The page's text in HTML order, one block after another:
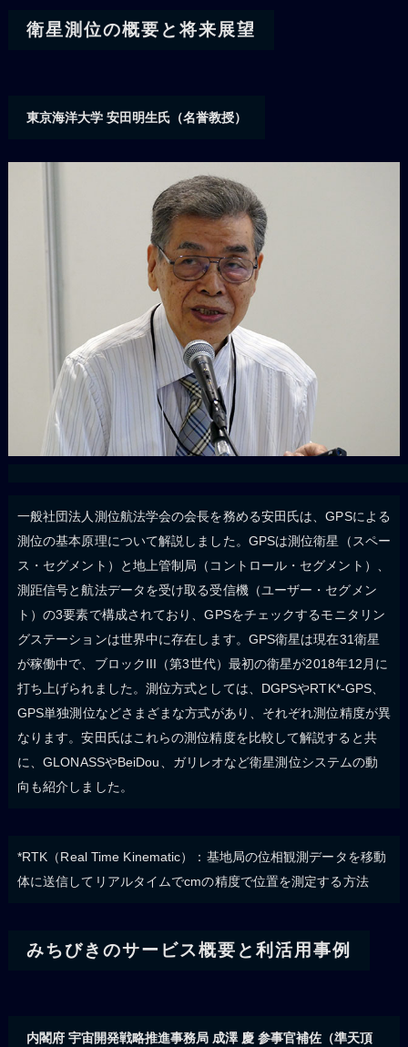
衛星測位の概要と将来展望
東京海洋大学 安田明生氏（名誉教授）
一般社団法人測位航法学会の会長を務める安田氏は、GPSによる
測位の基本原理について解説しました。GPSは測位衛星（スペー
ス・セグメント）と地上管制局（コントロール・セグメント）、
測距信号と航法データを受け取る受信機（ユーザー・セグメン
ト）の3要素で構成されており、GPSをチェックするモニタリン
グステーションは世界中に存在します。GPS衛星は現在31衛星
が稼働中で、ブロックIII（第3世代）最初の衛星が2018年12月に
打ち上げられました。測位方式としては、DGPSやRTK*-GPS、
GPS単独測位などさまざまな方式があり、それぞれ測位精度が異
なります。安田氏はこれらの測位精度を比較して解説すると共
に、GLONASSやBeiDou、ガリレオなど衛星測位システムの動
向も紹介しました。
*RTK（Real Time Kinematic）：基地局の位相観測データを移動
体に送信してリアルタイムでcmの精度で位置を測定する方法
みちびきのサービス概要と利活用事例
内閣府 宇宙開発戦略推進事務局 成澤 慶 参事官補佐（準天頂